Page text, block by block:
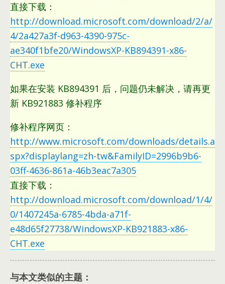
直接下载：
http://download.microsoft.com/download/2/a/
4/2a427a3f-d963-4390-975c-
ae340f1bfe20/WindowsXP-KB894391-x86-
CHT.exe
如果在安装 KB894391 后，问题仍未解决，请再更
新 KB921883 修补程序
修补程序网页：
http://www.microsoft.com/downloads/details.a
spx?displaylang=zh-tw&FamilyID=2996b9b6-
03ff-4636-861a-46b3eac7a305
直接下载：
http://download.microsoft.com/download/1/4/
0/1407245a-6785-4bda-a71f-
e48d65f27738/WindowsXP-KB921883-x86-
CHT.exe
与本文类似的主题：